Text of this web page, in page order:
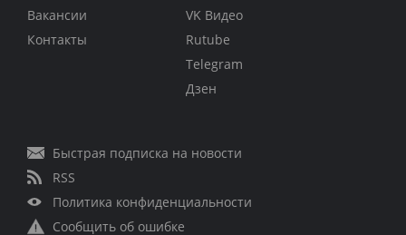
Вакансии
Контакты
VK Видео
Rutube
Telegram
Дзен
Быстрая подписка на новости
RSS
Политика конфиденциальности
Сообщить об ошибке